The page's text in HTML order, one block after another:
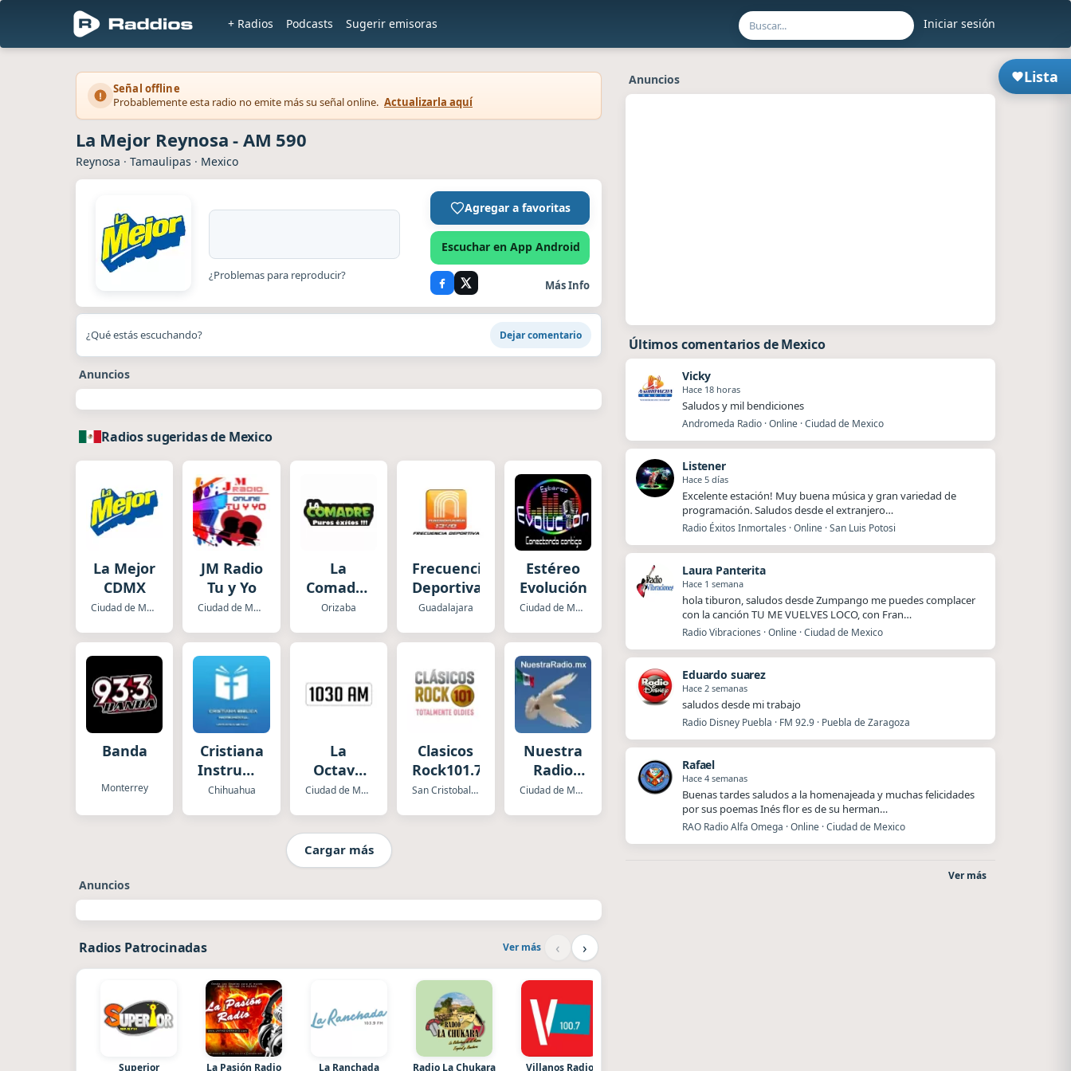
Iniciar sesión
+ Radios Podcasts Sugerir emisoras
Lista
Señal offline
Probablemente esta radio no emite más su señal online. Actualizarla aquí
La Mejor Reynosa - AM 590
Reynosa · Tamaulipas · Mexico
¿Problemas para reproducir?
Agregar a favoritas
Escuchar en App Android
Más Info
¿Qué estás escuchando? Dejar comentario
Anuncios
Radios sugeridas de Mexico
La Mejor
CDMX
Ciudad de Mexico
JM Radio
Tu y Yo
Ciudad de Mexico
La
Comadre
Orizaba
Orizaba
Frecuencia
Deportiva
Guadalajara
Estéreo
Evolución
Ciudad de Mexico
Banda
Monterrey
Cristiana
Instrumental
Biblica
Chihuahua
La
Octava
Sport Ciudad de Mexico
Clasicos
Rock101.7
San Cristobal las Casas
Nuestra
Radio
Cristiana
Ciudad de Mexico
Cargar más
Anuncios
Radios Patrocinadas Ver más ‹ ›
Superior La Pasión Radio La Ranchada Radio La Chukara Villanos Radio
Anuncios
Últimos comentarios de Mexico
Vicky
Hace 18 horas
Saludos y mil bendiciones
Andromeda Radio · Online · Ciudad de Mexico
Listener
Hace 5 días
Excelente estación! Muy buena música y gran variedad de
programación. Saludos desde el extranjero…
Radio Éxitos Inmortales · Online · San Luis Potosi
Laura Panterita
Hace 1 semana
hola tiburon, saludos desde Zumpango me puedes complacer
con la canción TU ME VUELVES LOCO, con Fran…
Radio Vibraciones · Online · Ciudad de Mexico
Eduardo suarez
Hace 2 semanas
saludos desde mi trabajo
Radio Disney Puebla · FM 92.9 · Puebla de Zaragoza
Rafael
Hace 4 semanas
Buenas tardes saludos a la homenajeada y muchas felicidades
por sus poemas Inés flor es de su herman…
RAO Radio Alfa Omega · Online · Ciudad de Mexico
Ver más